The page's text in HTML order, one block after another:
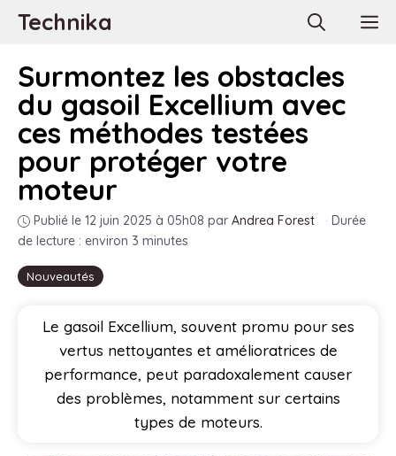
AllerTechnika
Nouveautés
Surmontez les obstacles
du gasoil Excellium avec
ces méthodes testées
pour protéger votre
moteur
Publié le 12 juin 2025 à 05h08 par Andrea Forest · Durée
de lecture : environ 3 minutes
Le gasoil Excellium, souvent promu pour ses
vertus nettoyantes et amélioratrices de
performance, peut paradoxalement causer
des problèmes, notamment sur certains
types de moteurs.